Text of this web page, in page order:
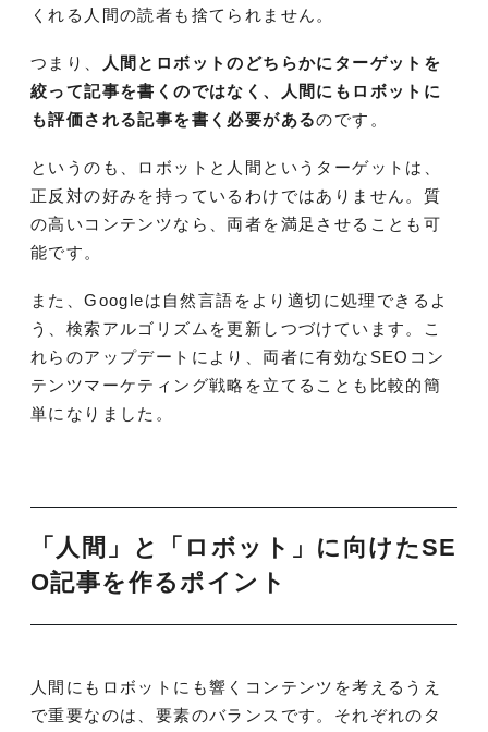
くれる人間の読者も捨てられません。
つまり、
人間とロボットのどちらかにターゲットを
絞って記事を書くのではなく、人間にもロボットに
も評価される記事を書く必要があるのです。
というのも、ロボットと人間というターゲットは、
正反対の好みを持っているわけではありません。質
の高いコンテンツなら、両者を満足させることも可
能です。
また、Googleは自然言語をより適切に処理できるよ
う、検索アルゴリズムを更新しつづけています。こ
れらのアップデートにより、両者に有効なSEOコン
テンツマーケティング戦略を立てることも比較的簡
単になりました。
「人間」と「ロボット」に向けたSE
O記事を作るポイント
人間にもロボットにも響くコンテンツを考えるうえ
で重要なのは、要素のバランスです。それぞれのタ